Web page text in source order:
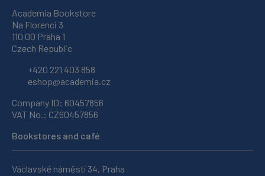
Academia Bookstore
Na Florenci 3
110 00 Praha 1
Czech Republic
+420 221 403 858
eshop@academia.cz
Company ID: 60457856
VAT No.: CZ60457856
Bookstores and café
Václavské náměstí 34, Praha